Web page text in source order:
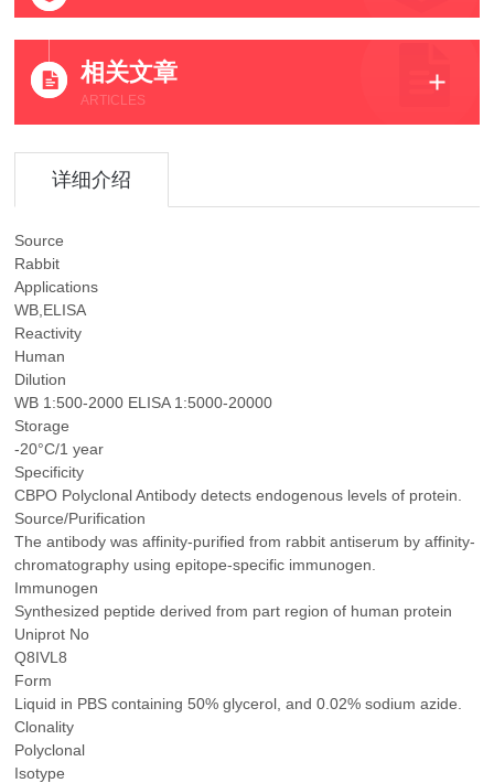
相关文章
ARTICLES
详细介绍
Source
Rabbit
Applications
WB,ELISA
Reactivity
Human
Dilution
WB 1:500-2000 ELISA 1:5000-20000
Storage
-20°C/1 year
Specificity
CBPO Polyclonal Antibody detects endogenous levels of protein.
Source/Purification
The antibody was affinity-purified from rabbit antiserum by affinity-
chromatography using epitope-specific immunogen.
Immunogen
Synthesized peptide derived from part region of human protein
Uniprot No
Q8IVL8
Form
Liquid in PBS containing 50% glycerol, and 0.02% sodium azide.
Clonality
Polyclonal
Isotype